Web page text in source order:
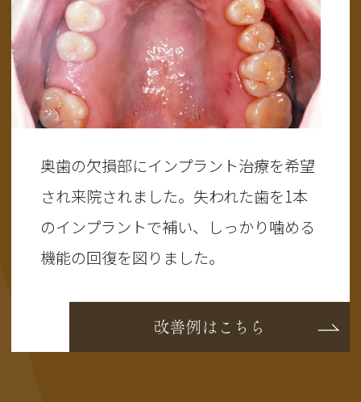
奥歯の欠損部にインプラント治療を希望
され来院されました。失われた歯を1本
のインプラントで補い、しっかり噛める
機能の回復を図りました。
改善例はこちら